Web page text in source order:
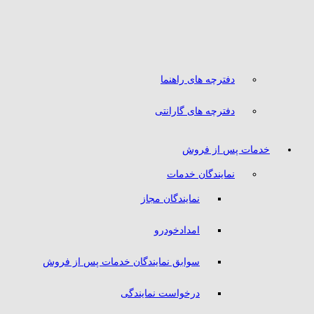
دفترچه های راهنما
دفترچه های گارانتی
خدمات پس از فروش
نمایندگان خدمات
نمایندگان مجاز
امدادخودرو
سوابق نمایندگان خدمات پس از فروش
درخواست نمایندگی